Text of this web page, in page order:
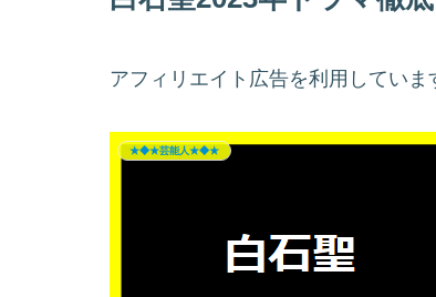
アフィリエイト広告を利用していま
★◆★芸能人★◆★